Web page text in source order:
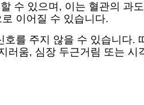
수 있으며, 이는 혈관의 과
이어질 수 있습니다.
를 주지 않을 수 있습니다.
움, 심장 두근거림 또는